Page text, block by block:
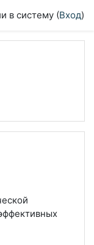
в систему (Вход)